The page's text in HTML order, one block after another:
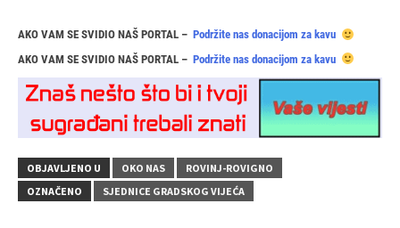
AKO VAM SE SVIDIO NAŠ PORTAL – Podržite nas donacijom za kavu
AKO VAM SE SVIDIO NAŠ PORTAL – Podržite nas donacijom za kavu
OBJAVLJENO U OKO NAS
ROVINJ-ROVIGNO
OZNAČENO
SJEDNICE GRADSKOG VIJEĆA